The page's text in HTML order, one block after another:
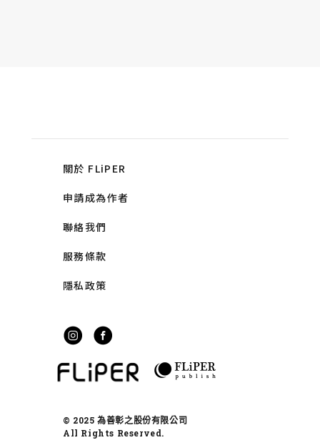
關於 FLiPER
申請成為作者
聯絡我們
服務條款
隱私政策
© 2025 為善彰之股份有限公司
All Rights Reserved.